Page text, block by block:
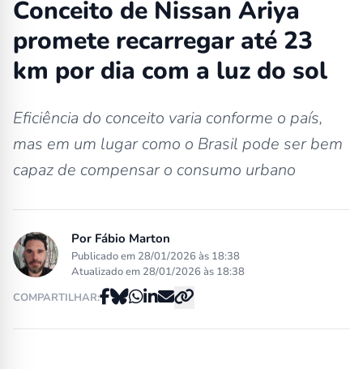
Conceito de Nissan Ariya
promete recarregar até 23
km por dia com a luz do sol
Eficiência do conceito varia conforme o país,
mas em um lugar como o Brasil pode ser bem
capaz de compensar o consumo urbano
Por Fábio Marton
Publicado em 28/01/2026 às 18:38
Atualizado em 28/01/2026 às 18:38
COMPARTILHAR: